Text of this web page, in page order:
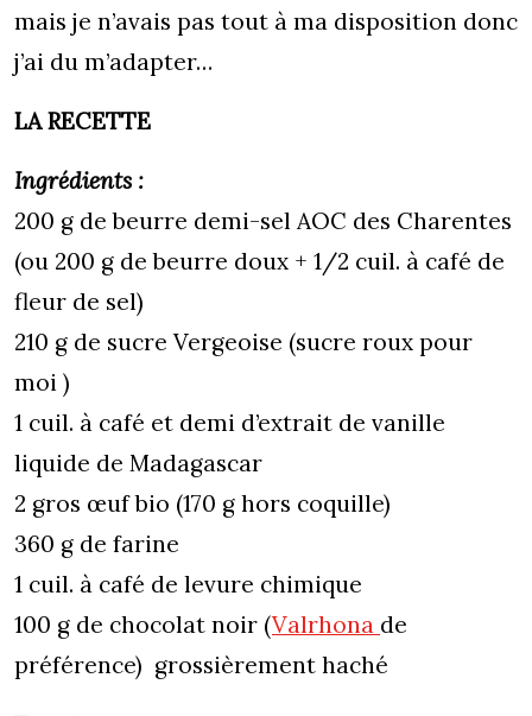
mais je n’avais pas tout à ma disposition donc
j’ai du m’adapter…
LA RECETTE
Ingrédients :
200 g de beurre demi-sel AOC des Charentes
(ou 200 g de beurre doux + 1/2 cuil. à café de
fleur de sel)
210 g de sucre Vergeoise (sucre roux pour
moi )
1 cuil. à café et demi d’extrait de vanille
liquide de Madagascar
2 gros œuf bio (170 g hors coquille)
360 g de farine
1 cuil. à café de levure chimique
100 g de chocolat noir (Valrhona de
préférence) grossièrement haché